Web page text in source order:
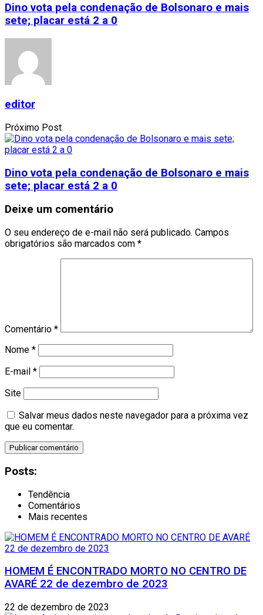
Dino vota pela condenação de Bolsonaro e mais
sete; placar está 2 a 0
editor
Próximo Post
Dino vota pela condenação de Bolsonaro e mais
sete; placar está 2 a 0
Deixe um comentário
O seu endereço de e-mail não será publicado. Campos
obrigatórios são marcados com *
Comentário *
Nome *
E-mail *
Site
Salvar meus dados neste navegador para a próxima vez
que eu comentar.
Posts:
Tendência
Comentários
Mais recentes
HOMEM É ENCONTRADO MORTO NO CENTRO DE
AVARÉ 22 de dezembro de 2023
22 de dezembro de 2023